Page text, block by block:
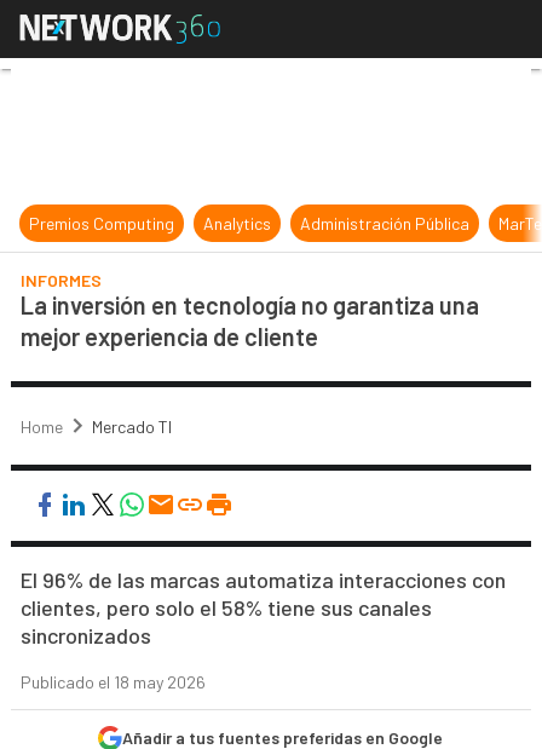
La inversión en tecnología no
Premios Computing Analytics Administración Pública
INFORMES
La inversión en tecnología no garantiza una
mejor experiencia de cliente
Home Mercado TI
El 96% de las marcas automatiza interacciones con
clientes, pero solo el 58% tiene sus canales
sincronizados
Publicado el 18 may 2026
Añadir a tus fuentes preferidas en Google